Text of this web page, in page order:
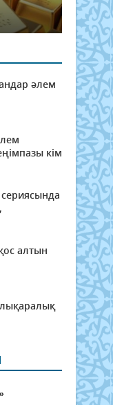
әлем
кім
алтын